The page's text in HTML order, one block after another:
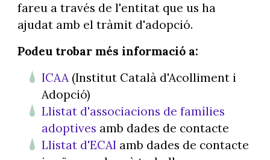
fareu a través de l'entitat que us ha
ajudat amb el tràmit d'adopció.
Podeu trobar més informació a:
ICAA(Institut Català d'Acolliment i
Adopció)
Llistat d'associacions de famílies
adoptives amb dades de contacte
Llistat d'ECAIamb dades de contacte